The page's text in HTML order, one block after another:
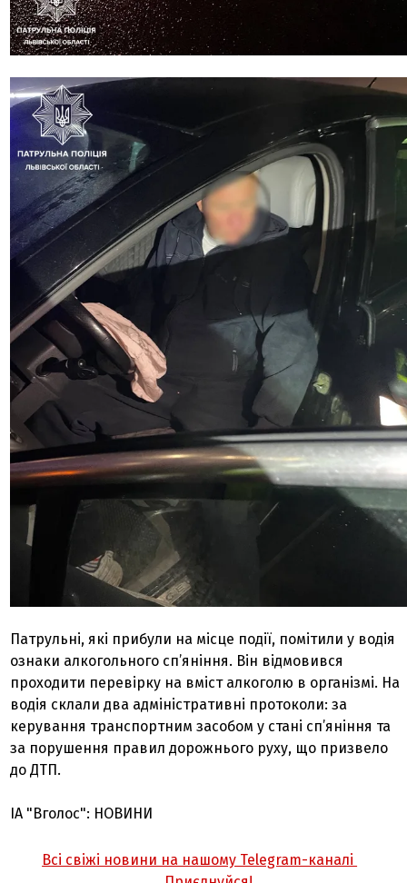
Патрульні, які прибули на місце події, помітили у водія
ознаки алкогольного сп’яніння. Він відмовився
проходити перевірку на вміст алкоголю в організмі. На
водія склали два адміністративні протоколи: за
керування транспортним засобом у стані сп’яніння та
за порушення правил дорожнього руху, що призвело
до ДТП.
ІА "Вголос": НОВИНИ
Всі свіжі новини на нашому Telegram-каналі